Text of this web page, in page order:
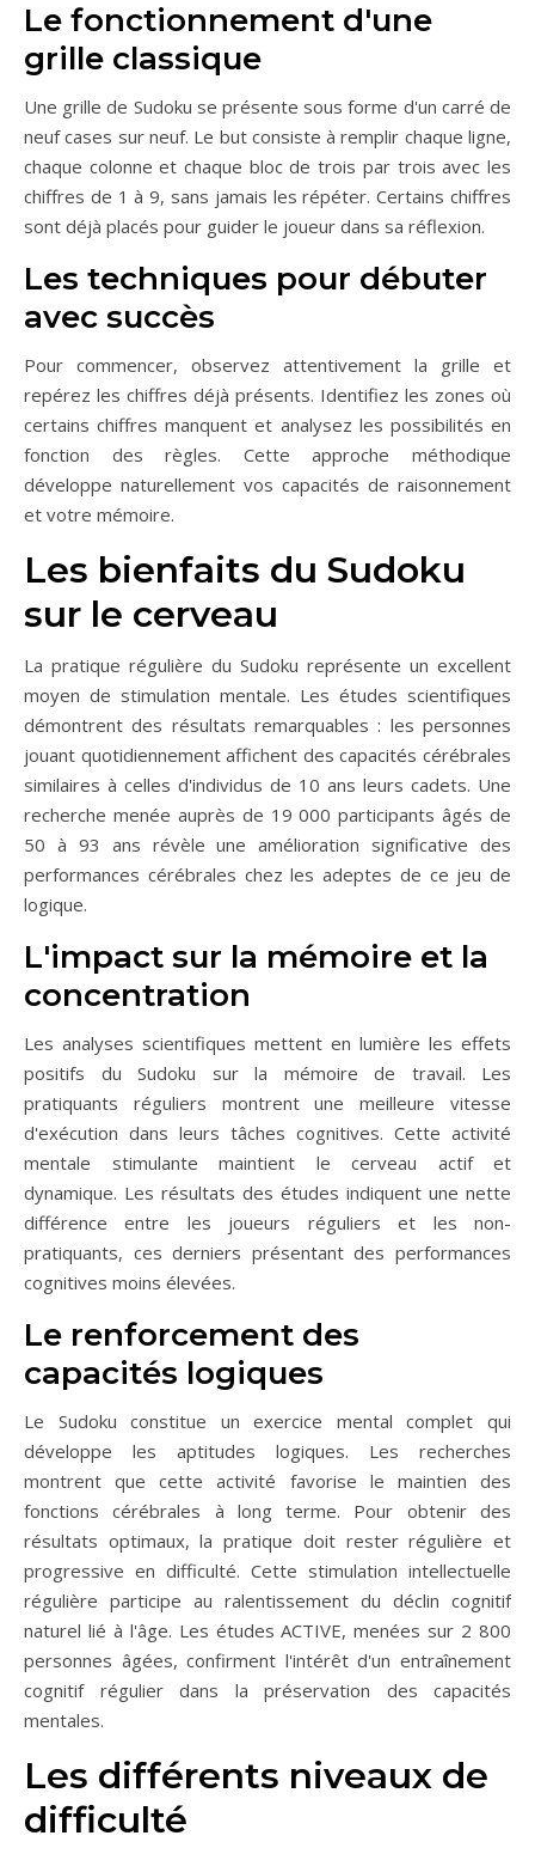
Le fonctionnement d'une
grille classique
Une grille de Sudoku se présente sous forme d'un carré de
neuf cases sur neuf. Le but consiste à remplir chaque ligne,
chaque colonne et chaque bloc de trois par trois avec les
chiffres de 1 à 9, sans jamais les répéter. Certains chiffres
sont déjà placés pour guider le joueur dans sa réflexion.
Les techniques pour débuter
avec succès
Pour commencer, observez attentivement la grille et
repérez les chiffres déjà présents. Identifiez les zones où
certains chiffres manquent et analysez les possibilités en
fonction des règles. Cette approche méthodique
développe naturellement vos capacités de raisonnement
et votre mémoire.
Les bienfaits du Sudoku
sur le cerveau
La pratique régulière du Sudoku représente un excellent
moyen de stimulation mentale. Les études scientifiques
démontrent des résultats remarquables : les personnes
jouant quotidiennement affichent des capacités cérébrales
similaires à celles d'individus de 10 ans leurs cadets. Une
recherche menée auprès de 19 000 participants âgés de
50 à 93 ans révèle une amélioration significative des
performances cérébrales chez les adeptes de ce jeu de
logique.
L'impact sur la mémoire et la
concentration
Les analyses scientifiques mettent en lumière les effets
positifs du Sudoku sur la mémoire de travail. Les
pratiquants réguliers montrent une meilleure vitesse
d'exécution dans leurs tâches cognitives. Cette activité
mentale stimulante maintient le cerveau actif et
dynamique. Les résultats des études indiquent une nette
différence entre les joueurs réguliers et les non-
pratiquants, ces derniers présentant des performances
cognitives moins élevées.
Le renforcement des
capacités logiques
Le Sudoku constitue un exercice mental complet qui
développe les aptitudes logiques. Les recherches
montrent que cette activité favorise le maintien des
fonctions cérébrales à long terme. Pour obtenir des
résultats optimaux, la pratique doit rester régulière et
progressive en difficulté. Cette stimulation intellectuelle
régulière participe au ralentissement du déclin cognitif
naturel lié à l'âge. Les études ACTIVE, menées sur 2 800
personnes âgées, confirment l'intérêt d'un entraînement
cognitif régulier dans la préservation des capacités
mentales.
Les différents niveaux de
difficulté